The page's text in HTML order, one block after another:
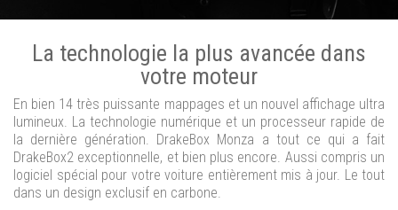
La technologie la plus avancée dans
votre moteur
En bien 14 très puissante mappages et un nouvel affichage ultra
lumineux. La technologie numérique et un processeur rapide de
la dernière génération. DrakeBox Monza a tout ce qui a fait
DrakeBox2 exceptionnelle, et bien plus encore. Aussi compris un
logiciel spécial pour votre voiture entièrement mis à jour. Le tout
dans un design exclusif en carbone.